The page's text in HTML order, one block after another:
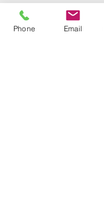
Phone Email